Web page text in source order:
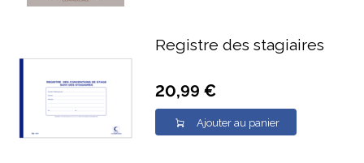
Registre des stagiaires
20,99 €
Ajouter au panier